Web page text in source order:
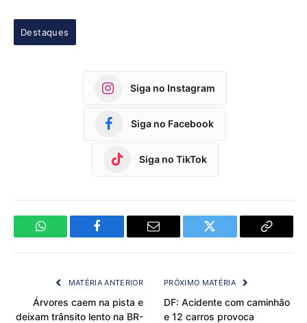
Destaques
Siga no Instagram
Siga no Facebook
Siga no TikTok
WhatsApp Facebook Email Twitter
Copy
MATÉRIA ANTERIOR
Árvores caem na pista e
deixam trânsito lento na BR-
PRÓXIMO MATÉRIA
DF: Acidente com caminhão
e 12 carros provoca